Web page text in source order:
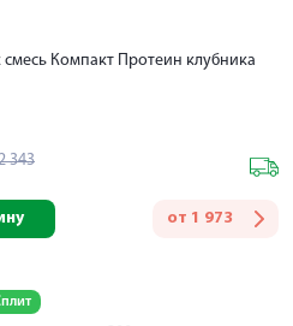
Компакт Протеин клубника
343
от 1 973